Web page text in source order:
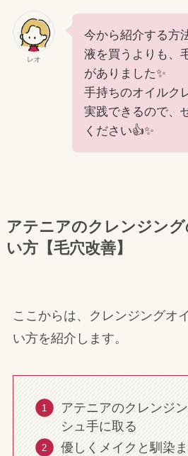
レオ
今から紹介する方
液を買うよりも、
がありました✨
手持ちのオイルク
実践できるので、
ください👍✨
アテニアのクレンジン
い方【毛穴改善】
ここからは、クレンジングオ
い方を紹介します。
アテニアのクレンジ
シュ手に取る
優しくメイクと馴染